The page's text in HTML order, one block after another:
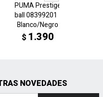
PUMA Prestige
ball 08399201 -
Blanco/Negro
$ 1.390
NOVEDADES